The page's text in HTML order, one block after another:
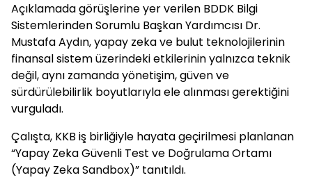
Açıklamada görüşlerine yer verilen BDDK Bilgi
Sistemlerinden Sorumlu Başkan Yardımcısı Dr.
Mustafa Aydın, yapay zeka ve bulut teknolojilerinin
finansal sistem üzerindeki etkilerinin yalnızca teknik
değil, aynı zamanda yönetişim, güven ve
sürdürülebilirlik boyutlarıyla ele alınması gerektiğini
vurguladı.
Çalışta, KKB iş birliğiyle hayata geçirilmesi planlanan
“Yapay Zeka Güvenli Test ve Doğrulama Ortamı
(Yapay Zeka Sandbox)” tanıtıldı.